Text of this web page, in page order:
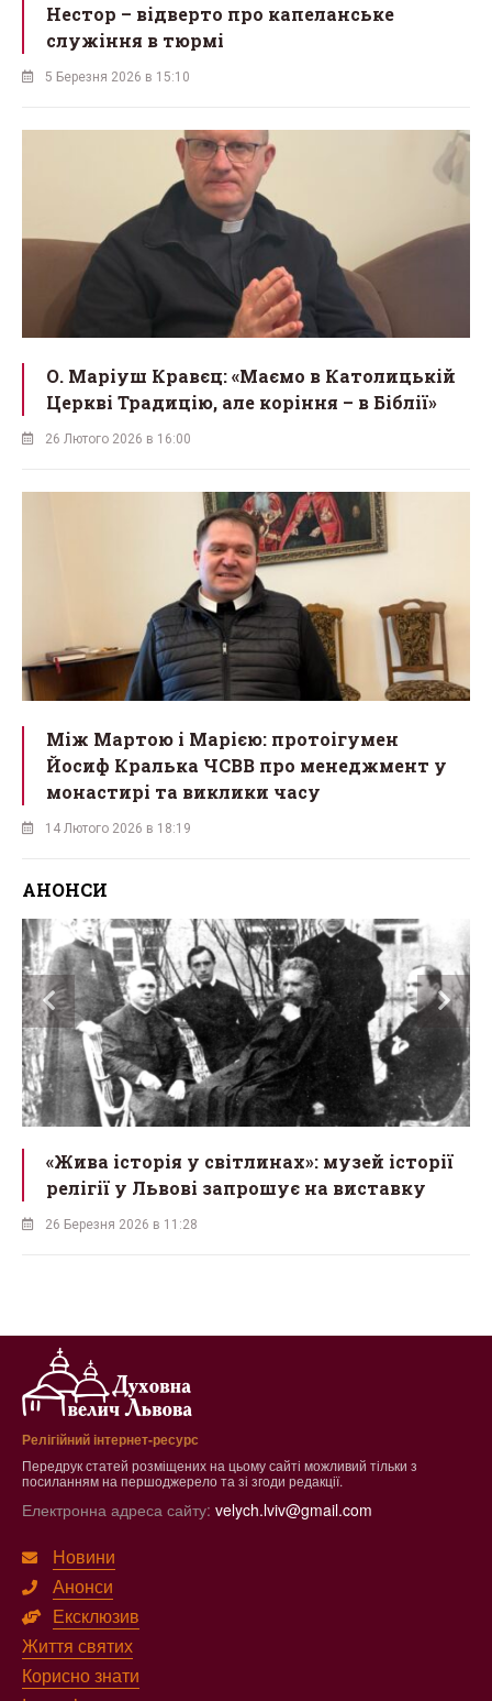
Нестор – відверто про капеланське
служіння в тюрмі
5 Березня 2026 в 15:10
О. Маріуш Кравєц: «Маємо в Католицькій
Церкві Традицію, але коріння – в Біблії»
26 Лютого 2026 в 16:00
Між Мартою і Марією: протоігумен
Йосиф Кралька ЧСВВ про менеджмент у
монастирі та виклики часу
14 Лютого 2026 в 18:19
АНОНСИ
«Жива історія у світлинах»: музей історії
релігії у Львові запрошує на виставку
26 Березня 2026 в 11:28
Релігійний інтернет-ресурс
Передрук статей розміщених на цьому сайті можливий тільки з
посиланням на першоджерело та зі згоди редакції.
Електронна адреса сайту: velych.lviv@gmail.com
Новини
Анонси
Ексклюзив
Життя святих
Корисно знати